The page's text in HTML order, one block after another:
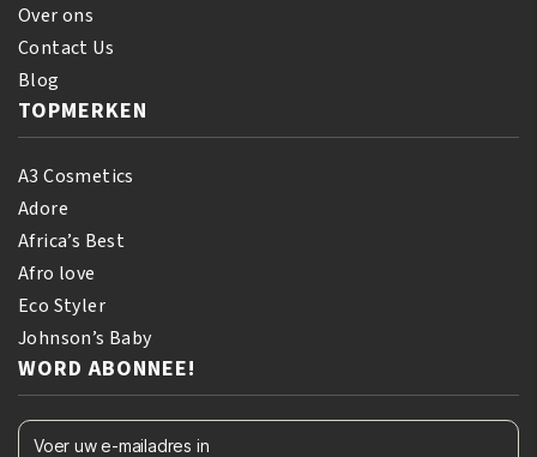
Over ons
Contact Us
Blog
TOPMERKEN
A3 Cosmetics
Adore
Africa’s Best
Afro love
Eco Styler
Johnson’s Baby
WORD ABONNEE!